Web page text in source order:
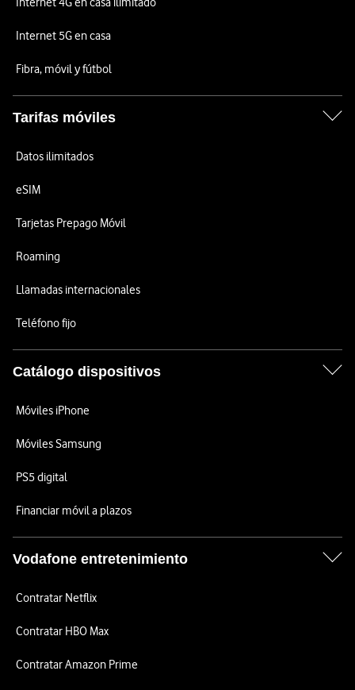
Internet 5G en casa
Fibra, móvil y fútbol
Tarifas móviles
Datos ilimitados
eSIM
Tarjetas Prepago Móvil
Roaming
Llamadas internacionales
Teléfono fijo
Catálogo dispositivos
Móviles iPhone
Móviles Samsung
PS5 digital
Financiar móvil a plazos
Vodafone entretenimiento
Contratar Netflix
Contratar HBO Max
Contratar Amazon Prime